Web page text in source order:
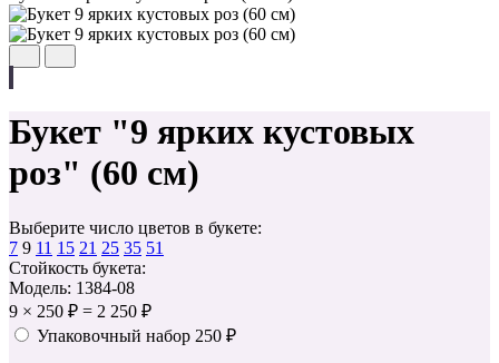
Букет "9 ярких кустовых
роз" (60 см)
Выберите число цветов в букете:
7 9 11 15 21 25 35 51
Стойкость букета:
Модель: 1384-08
9 × 250 ₽ = 2 250 ₽
Упаковочный набор 250 ₽